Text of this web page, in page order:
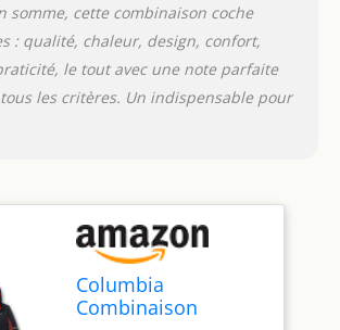
somme, cette combinaison coche
: qualité, chaleur, design, confort,
le tout avec une note parfaite
les critères. Un indispensable pour
Columbia
Combinaison